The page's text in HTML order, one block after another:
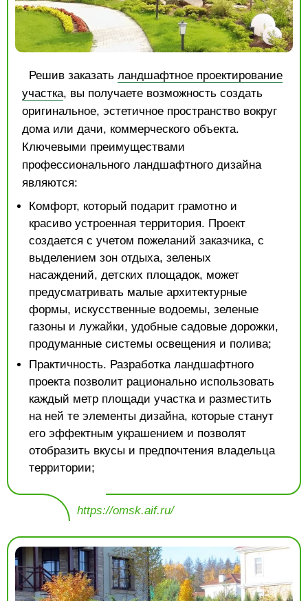
Решив заказать ландшафтное проектирование
участка, вы получаете возможность создать
оригинальное, эстетичное пространство вокруг
дома или дачи, коммерческого объекта.
Ключевыми преимуществами
профессионального ландшафтного дизайна
являются:
Комфорт, который подарит грамотно и
красиво устроенная территория. Проект
создается с учетом пожеланий заказчика, с
выделением зон отдыха, зеленых
насаждений, детских площадок, может
предусматривать малые архитектурные
формы, искусственные водоемы, зеленые
газоны и лужайки, удобные садовые дорожки,
продуманные системы освещения и полива;
Практичность. Разработка ландшафтного
проекта позволит рационально использовать
каждый метр площади участка и разместить
на ней те элементы дизайна, которые станут
его эффектным украшением и позволят
отобразить вкусы и предпочтения владельца
территории;
https://omsk.aif.ru/